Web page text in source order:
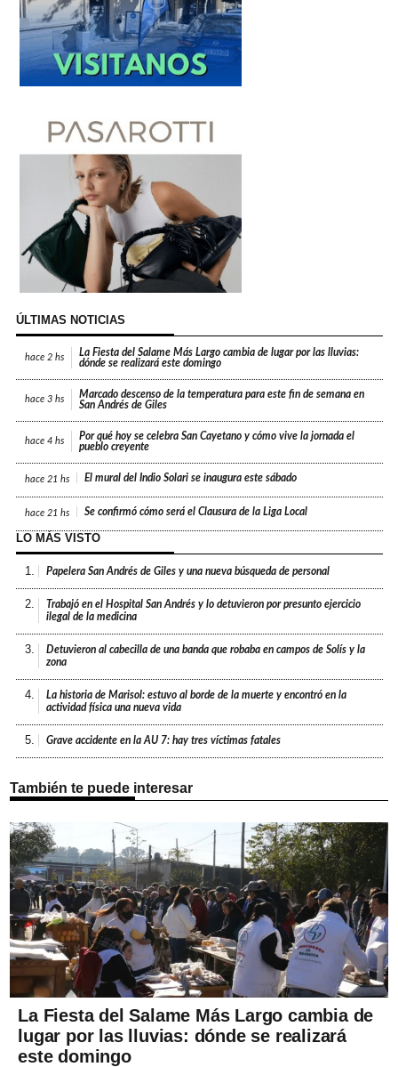
ÚLTIMAS NOTICIAS
hace 2 hs
La Fiesta del Salame Más Largo cambia de lugar por las lluvias:
dónde se realizará este domingo
hace 3 hs
Marcado descenso de la temperatura para este fin de semana en
San Andrés de Giles
hace 4 hs
Por qué hoy se celebra San Cayetano y cómo vive la jornada el
pueblo creyente
hace 21 hs El mural del Indio Solari se inaugura este sábado
hace 21 hs Se confirmó cómo será el Clausura de la Liga Local
LO MÁS VISTO
1. Papelera San Andrés de Giles y una nueva búsqueda de personal
2.
Trabajó en el Hospital San Andrés y lo detuvieron por presunto ejercicio
ilegal de la medicina
3.
Detuvieron al cabecilla de una banda que robaba en campos de Solís y la
zona
4.
La historia de Marisol: estuvo al borde de la muerte y encontró en la
actividad física una nueva vida
5. Grave accidente en la AU 7: hay tres víctimas fatales
También te puede interesar
La Fiesta del Salame Más Largo cambia de
lugar por las lluvias: dónde se realizará
este domingo